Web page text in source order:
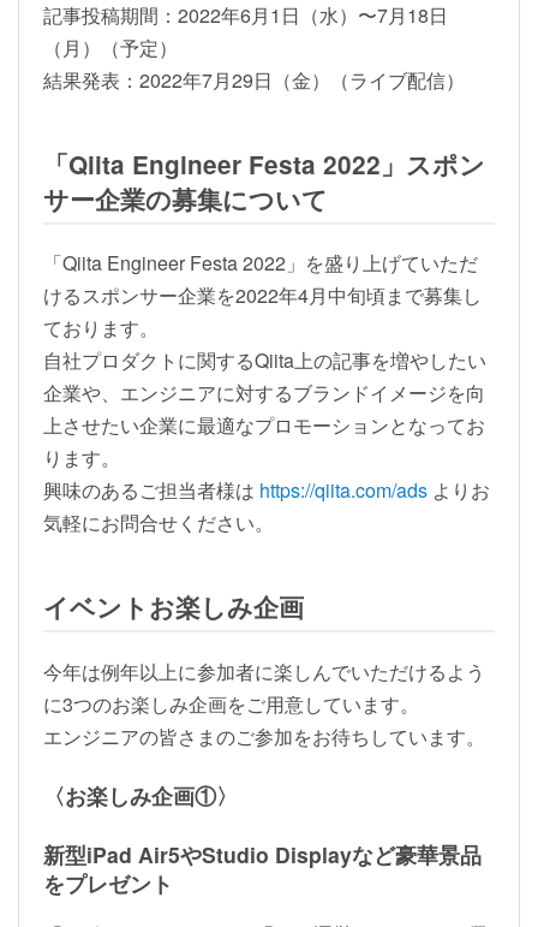
記事投稿期間：2022年6月1日（水）〜7月18日
（月）（予定）
結果発表：2022年7月29日（金）（ライブ配信）
「Qiita Engineer Festa 2022」スポン
サー企業の募集について
「Qiita Engineer Festa 2022」を盛り上げていただ
けるスポンサー企業を2022年4月中旬頃まで募集し
ております。
自社プロダクトに関するQiita上の記事を増やしたい
企業や、エンジニアに対するブランドイメージを向
上させたい企業に最適なプロモーションとなってお
ります。
興味のあるご担当者様は https://qiita.com/ads よりお
気軽にお問合せください。
イベントお楽しみ企画
今年は例年以上に参加者に楽しんでいただけるよう
に3つのお楽しみ企画をご用意しています。
エンジニアの皆さまのご参加をお待ちしています。
〈お楽しみ企画①〉
新型iPad Air5やStudio Displayなど豪華景品
をプレゼント